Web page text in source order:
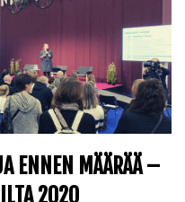
ENNEN MÄÄRÄÄ –
2020